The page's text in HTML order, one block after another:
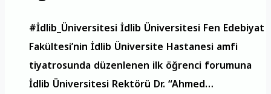
#İdlib_Üniversitesi İdlib Üniversitesi Fen Edebiyat
Fakültesi’nin İdlib Üniversite Hastanesi amfi
tiyatrosunda düzenlenen ilk öğrenci forumuna
İdlib Üniversitesi Rektörü Dr. “Ahmed…